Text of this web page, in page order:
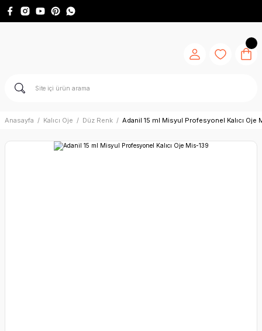
Anasayfa Kalıcı Oje Düz Renk Adanil 15 ml Misyul Profesyonel Kalıcı Oje